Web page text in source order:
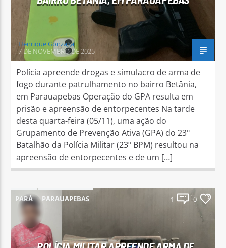
Henrique Gonzaga
7 DE NOVEMBRO DE 2025
Polícia apreende drogas e simulacro de arma de
fogo durante patrulhamento no bairro Betânia,
em Parauapebas Operação do GPA resulta em
prisão e apreensão de entorpecentes Na tarde
desta quarta-feira (05/11), uma ação do
Grupamento de Prevenção Ativa (GPA) do 23º
Batalhão da Polícia Militar (23º BPM) resultou na
apreensão de entorpecentes e de um […]
PARÁ PARAUAPEBAS 1 0